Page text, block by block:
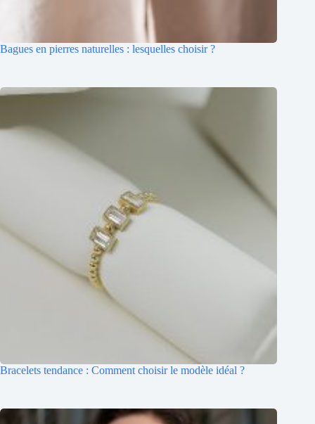
Bagues en pierres naturelles : lesquelles choisir ?
Bracelets tendance : Comment choisir le modèle idéal ?